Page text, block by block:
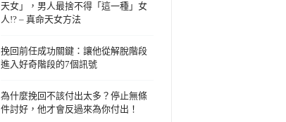
天女」，男人最捨不得「這一種」女
人!? – 真命天女方法
挽回前任成功關鍵：讓他從解脫階段
進入好奇階段的7個訊號
為什麼挽回不該付出太多？停止無條
件討好，他才會反過來為你付出！